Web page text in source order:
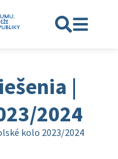
|
2024
kolo 2023/2024